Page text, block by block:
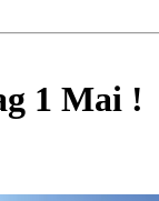
1 Mai !